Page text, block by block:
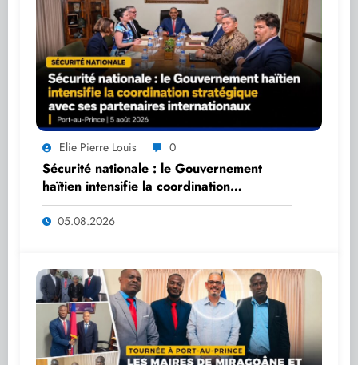
Elie Pierre Louis 0
Sécurité nationale : le Gouvernement
haïtien intensifie la coordination
stratégique avec ses partenaires
internationaux
05.08.2026